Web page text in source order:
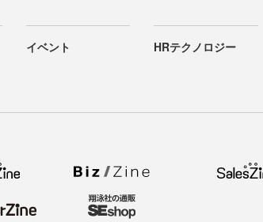
イベント HRテクノロジー